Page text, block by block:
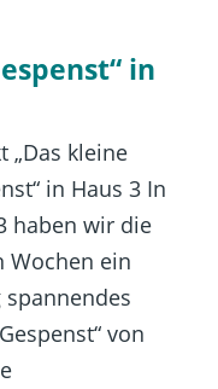
in
„Das kleine
in Haus 3 In
haben wir die
Wochen ein
von